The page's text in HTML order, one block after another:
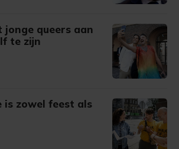
jonge queers aan
te zijn
is zowel feest als